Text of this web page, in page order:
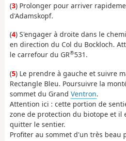
(3) Prolonger pour arriver
d'Adamskopf.
(4) S'engager à droite dans le
en direction du Col du Bockloch.
le carrefour du GR®531.
(5) Le prendre à gauche et suivre
Rectangle Bleu. Poursuivre la
sommet du Grand Ventron.
Attention ici : cette portion de
zone de protection du biotope et il
quitter le sentier.
Profiter au sommet d'un très beau